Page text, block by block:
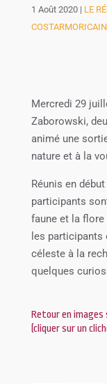
1 Août 2020| LE
Mercredi 29
Zaborowski,
animé une
nature et à la
Réunis en
participants
faune et la
les participants
céleste à la
quelques
Retour en images
(cliquer sur un